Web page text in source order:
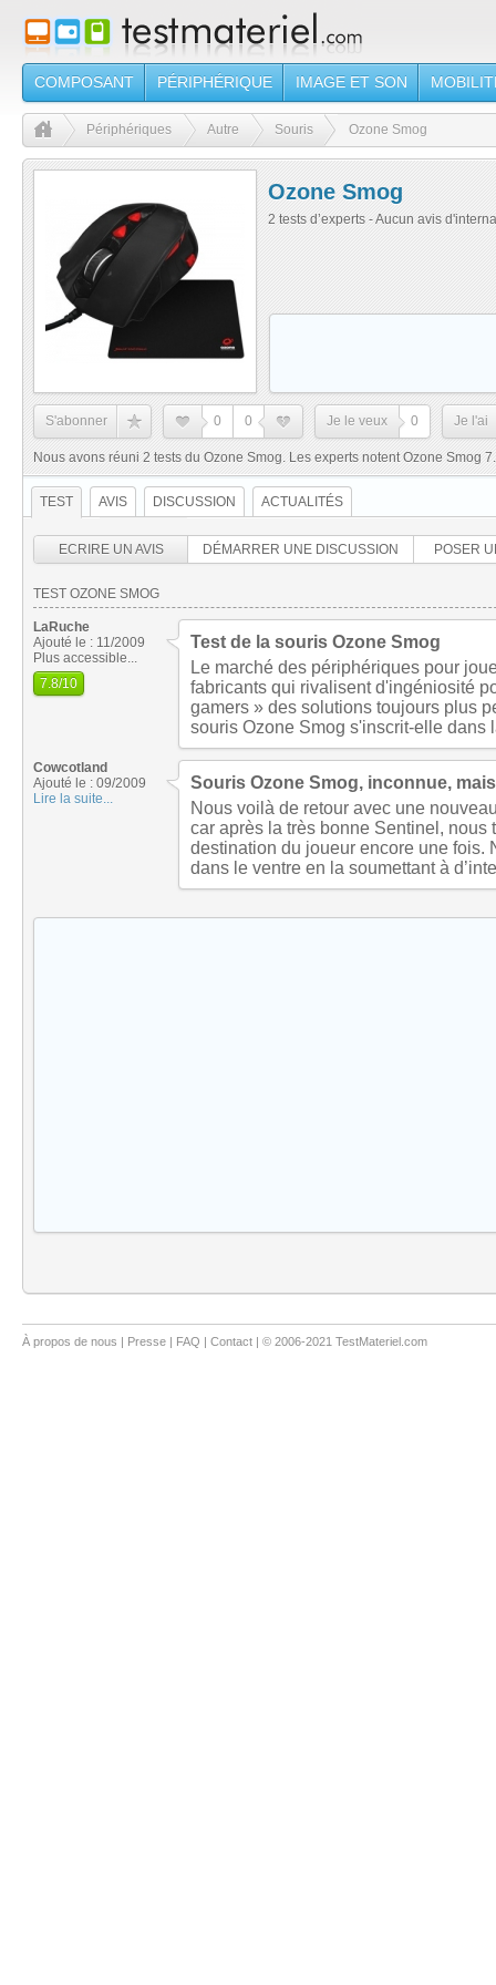
COMPOSANT PÉRIPHÉRIQUE IMAGE ET SON
Périphériques Autre Souris Ozone Smog
Ozone Smog
2 tests d’experts - Aucun avis
S'abonner 0 0 Je le veux 0 Je l'ai
Nous avons réuni 2 tests du Ozone Smog. Les experts notent Ozone Smog
TEST AVIS DISCUSSION ACTUALITÉS
ECRIRE UN AVIS DÉMARRER UNE DISCUSSION POSER
TEST OZONE SMOG
LaRuche
Ajouté le : 11/2009
Plus accessible...
7.8/10
Test de la souris Ozone Smog
Le marché des périphériques pour
fabricants qui rivalisent d'ingéniosité
gamers » des solutions toujours plus
souris Ozone Smog s'inscrit-elle dans
Cowcotland
Ajouté le : 09/2009
Lire la suite...
Souris Ozone Smog, inconnue,
Nous voilà de retour avec une
car après la très bonne Sentinel, nous
destination du joueur encore une fois.
dans le ventre en la soumettant à
À propos de nous | Presse | FAQ | Contact | © 2006-2021 TestMateriel.com